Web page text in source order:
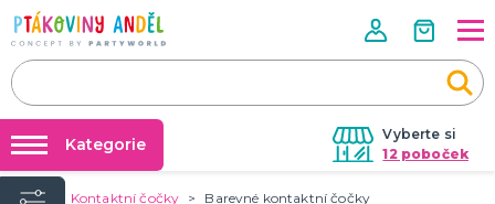
Vyberte si
12 poboček
Kategorie
Úvod Kontaktní čočky Barevné kontaktní čočky